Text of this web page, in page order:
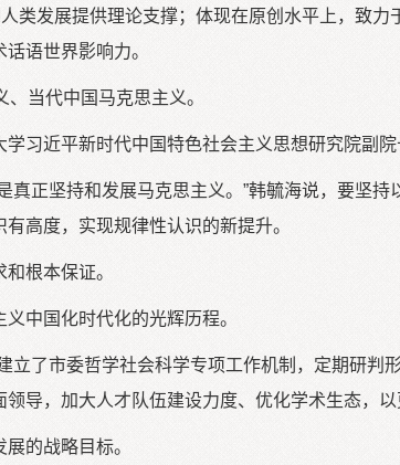
类发展提供理论支撑；体现在原创水平上，致力
语世界影响力。
当代中国马克思主义。
习近平新时代中国特色社会主义思想研究院副院
正坚持和发展马克思主义。”韩毓海说，要坚
高度，实现规律性认识的新提升。
根本保证。
中国化时代化的光辉历程。
了市委哲学社会科学专项工作机制，定期研判
导，加大人才队伍建设力度、优化学术生态，
的战略目标。